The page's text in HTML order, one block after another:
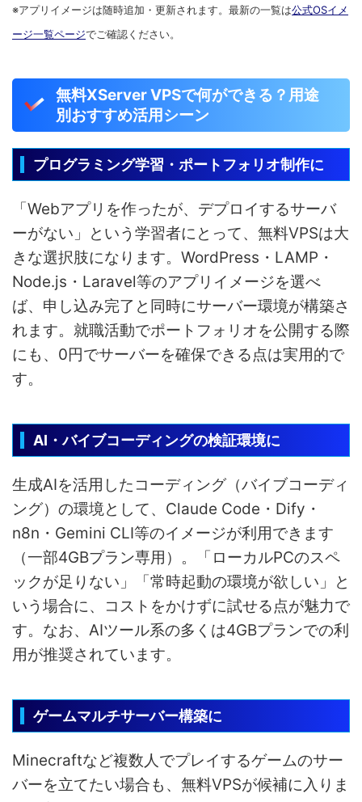
※アプリイメージは随時追加・更新されます。最新の一覧は公式OSイメ
ージ一覧ページでご確認ください。
無料XServer VPSで何ができる？用途
別おすすめ活用シーン
プログラミング学習・ポートフォリオ制作に
「Webアプリを作ったが、デプロイするサーバ
ーがない」という学習者にとって、無料VPSは大
きな選択肢になります。WordPress・LAMP・
Node.js・Laravel等のアプリイメージを選べ
ば、申し込み完了と同時にサーバー環境が構築さ
れます。就職活動でポートフォリオを公開する際
にも、0円でサーバーを確保できる点は実用的で
す。
AI・バイブコーディングの検証環境に
生成AIを活用したコーディング（バイブコーディ
ング）の環境として、Claude Code・Dify・
n8n・Gemini CLI等のイメージが利用できます
（一部4GBプラン専用）。「ローカルPCのスペ
ックが足りない」「常時起動の環境が欲しい」と
いう場合に、コストをかけずに試せる点が魅力で
す。なお、AIツール系の多くは4GBプランでの利
用が推奨されています。
ゲームマルチサーバー構築に
Minecraftなど複数人でプレイするゲームのサー
バーを立てたい場合も、無料VPSが候補に入りま